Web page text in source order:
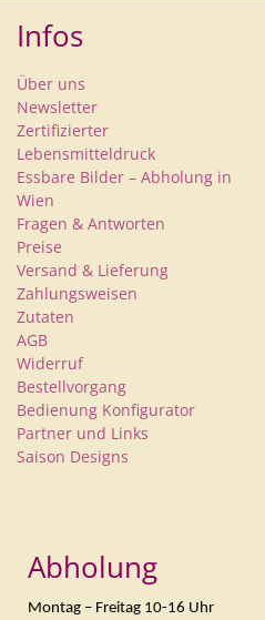
Infos
Über uns
Newsletter
Zertifizierter
Lebensmitteldruck
Essbare Bilder – Abholung in
Wien
Fragen & Antworten
Preise
Versand & Lieferung
Zahlungsweisen
Zutaten
AGB
Widerruf
Bestellvorgang
Bedienung Konfigurator
Partner und Links
Saison Designs
Abholung
Montag – Freitag 10-16 Uhr